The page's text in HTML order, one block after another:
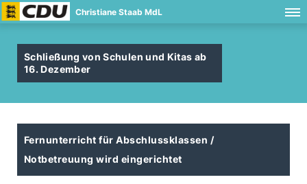
Christiane Staab MdL
Schließung von Schulen und Kitas ab
16. Dezember
Fernunterricht für Abschlussklassen /
Notbetreuung wird eingerichtet